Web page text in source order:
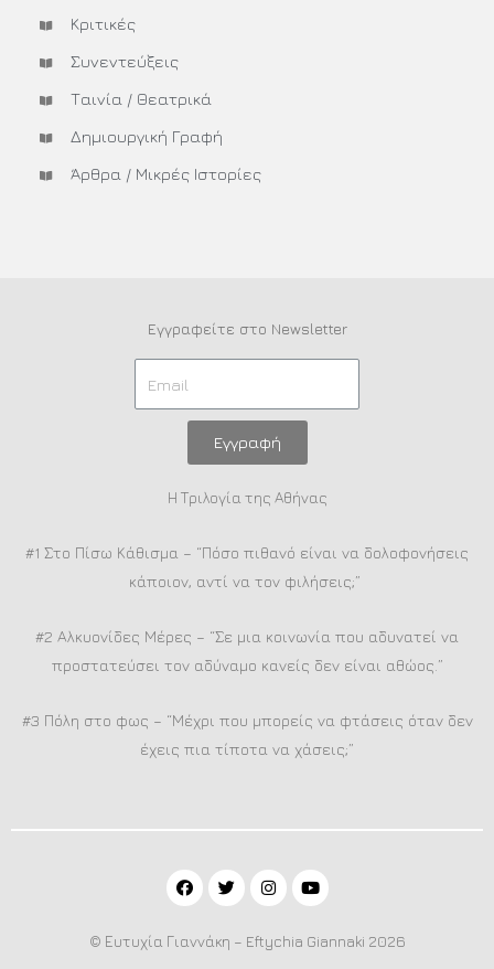
Κριτικές
Συνεντεύξεις
Ταινία / Θεατρικά
Δημιουργική Γραφή
Άρθρα / Μικρές Ιστορίες
Εγγραφείτε στο Newsletter
Εγγραφή
Η Τριλογία της Αθήνας
#1 Στο Πίσω Κάθισμα – “Πόσο πιθανό είναι να δολοφονήσεις
κάποιον, αντί να τον φιλήσεις;”
#2 Αλκυονίδες Μέρες – “Σε μια κοινωνία που αδυνατεί να
προστατεύσει τον αδύναμο κανείς δεν είναι αθώος.”
#3 Πόλη στο φως – “Μέχρι που μπορείς να φτάσεις όταν δεν
έχεις πια τίποτα να χάσεις;”
© Ευτυχία Γιαννάκη – Eftychia Giannaki 2026